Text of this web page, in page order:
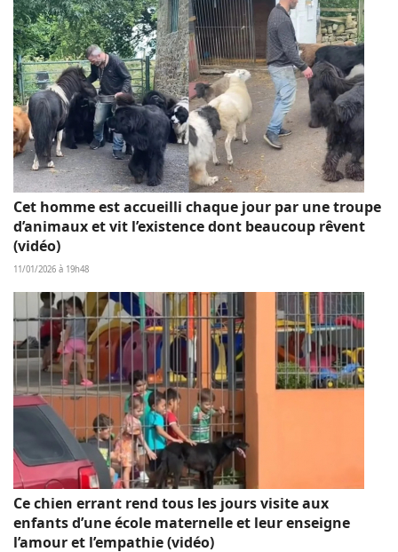
Cet homme est accueilli chaque jour par une troupe
d’animaux et vit l’existence dont beaucoup rêvent
(vidéo)
11/01/2026 à 19h48
Ce chien errant rend tous les jours visite aux
enfants d’une école maternelle et leur enseigne
l’amour et l’empathie (vidéo)